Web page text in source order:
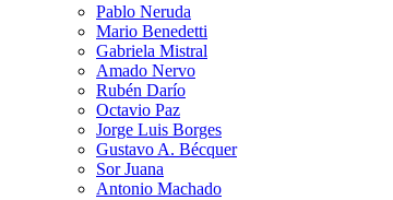
Pablo Neruda
Mario Benedetti
Gabriela Mistral
Amado Nervo
Rubén Darío
Octavio Paz
Jorge Luis Borges
Gustavo A. Bécquer
Sor Juana
Antonio Machado